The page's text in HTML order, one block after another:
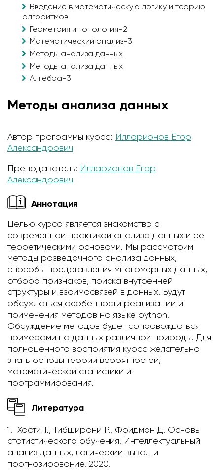
Введение в математическую логику и теорию
алгоритмов
Геометрия и топология-2
Математический анализ-3
Методы анализа данных
Методы анализа данных
Алгебра-3
Методы анализа данных
Автор программы курса: Илларионов Егор
Александрович
Преподаватель: Илларионов Егор
Александрович
Аннотация
Целью курса является знакомство с
современной практикой анализа данных и ее
теоретическими основами. Мы рассмотрим
методы разведочного анализа данных,
способы представления многомерных данных,
отбора признаков, поиска внутренней
структуры и взаимосвязей в данных. Будут
обсуждаться особенности реализации и
применения методов на языке python.
Обсуждение методов будет сопровождаться
примерами на данных различной природы. Для
полноценного восприятия курса желательно
знать основы теории вероятностей,
математической статистики и
программирования.
Литература
1. Хасти Т., Тибширани Р., Фридман Д. Основы
статистического обучения, Интеллектуальный
анализ данных, логический вывод и
прогнозирование. 2020.